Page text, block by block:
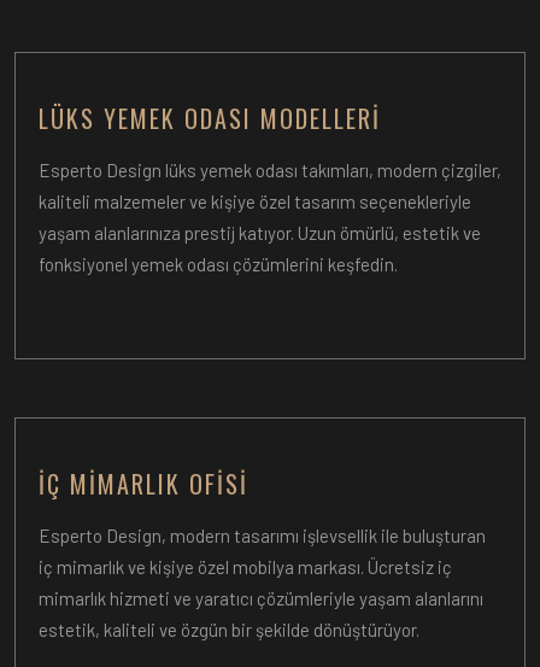
LÜKS YEMEK ODASI MODELLERI
Esperto Design lüks yemek odası takımları, modern çizgiler,
kaliteli malzemeler ve kişiye özel tasarım seçenekleriyle
yaşam alanlarınıza prestij katıyor. Uzun ömürlü, estetik ve
fonksiyonel yemek odası çözümlerini keşfedin.
İÇ MIMARLIK OFISI
Esperto Design, modern tasarımı işlevsellik ile buluşturan
iç mimarlık ve kişiye özel mobilya markası. Ücretsiz iç
mimarlık hizmeti ve yaratıcı çözümleriyle yaşam alanlarını
estetik, kaliteli ve özgün bir şekilde dönüştürüyor.